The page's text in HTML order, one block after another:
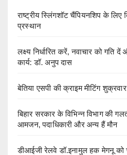
राष्ट्रीय स्लिंगशॉट चैंपियनशिप के लिए
प्रस्थान
लक्ष्य निर्धारित करें, नवाचार को गति
कार्य: डॉ. अनुप दास
बेतिया एसपी की क्राइम मीटिंग
बिहार सरकार के विभिन्न विभाग की
आमजन, पदाधिकारी और अन्य हैं मौन
डीआईजी रेलवे डॉ.इनामुल हक मेगनू को